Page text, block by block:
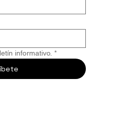
informativo. *